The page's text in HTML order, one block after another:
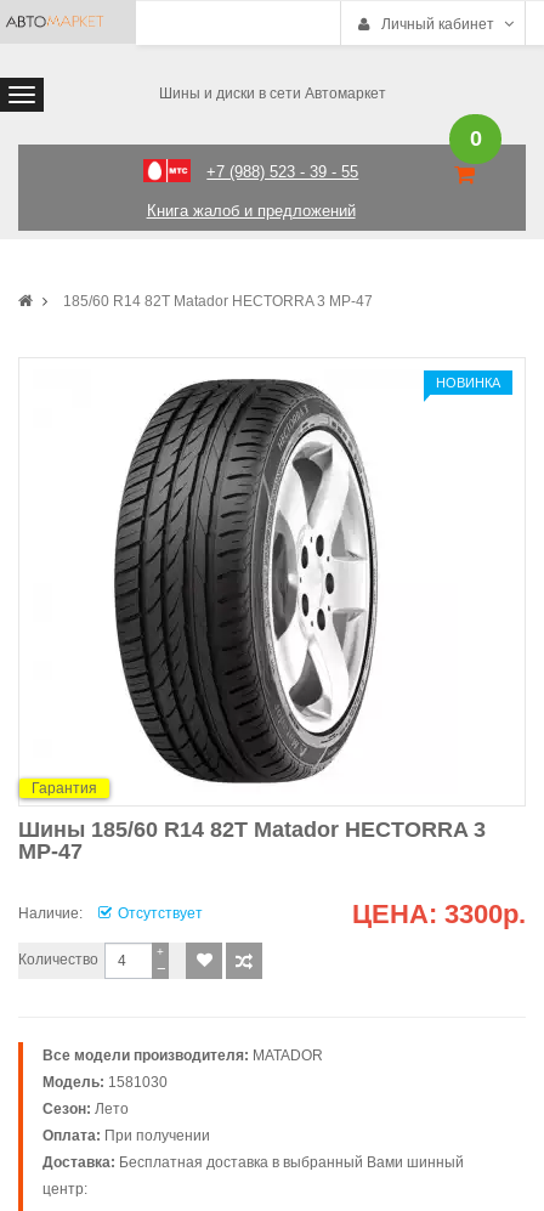
Личный кабинет
Шины и диски в сети Автомаркет
+7 (988) 523 - 39 - 55
Книга жалоб и предложений
0
185/60 R14 82T Matador HECTORRA 3 MP-47
Гарантия
НОВИНКА
Шины 185/60 R14 82T Matador HECTORRA 3
MP-47
Наличие: Отсутствует ЦЕНА: 3300р.
Количество −
+
Все модели производителя: MATADOR
Модель: 1581030
Сезон: Лето
Оплата: При получении
Доставка: Бесплатная доставка в выбранный Вами шинный
центр: